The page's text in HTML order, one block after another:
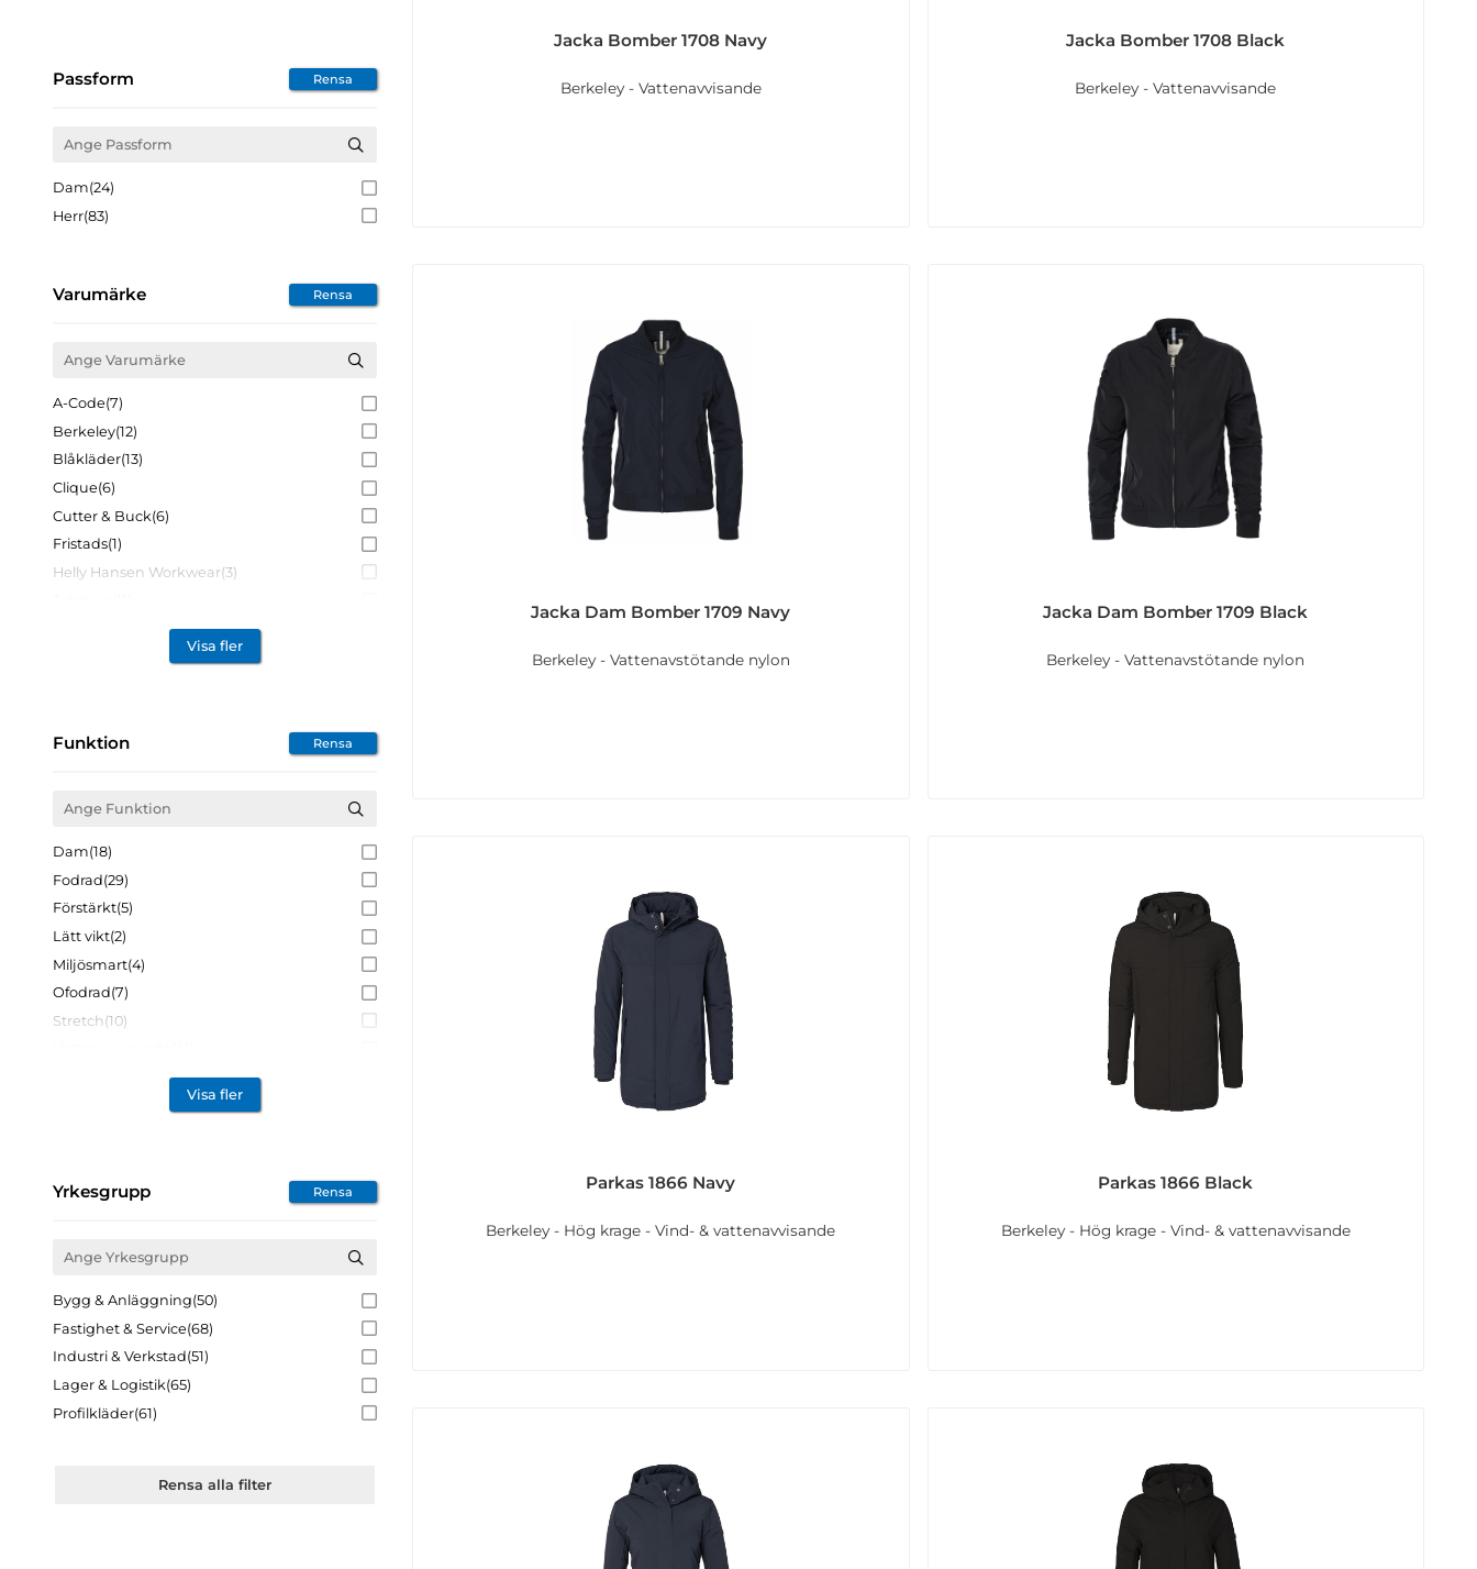
Rensa alla filter
Passform Rensa
Dam(24)
Herr(83)
Varumärke Rensa
A-Code(7)
Berkeley(12)
Blåkläder(13)
Clique(6)
Cutter & Buck(6)
Fristads(1)
Helly Hansen Workwear(3)
Snickers Workwear(12)
Visa fler
Funktion Rensa
Dam(18)
Fodrad(29)
Förstärkt(5)
Lätt vikt(2)
Miljösmart(4)
Ofodrad(7)
Stretch(10)
YKK-zip(3)
Visa fler
Yrkesgrupp Rensa
Bygg & Anläggning(50)
Fastighet & Service(68)
Industri & Verkstad(51)
Lager & Logistik(65)
Profilkläder(61)
Jacka Bomber 1708 Navy
Berkeley - Vattenavvisande
Jacka Bomber 1708 Black
Berkeley - Vattenavvisande
Jacka Dam Bomber 1709 Navy
Berkeley - Vattenavstötande nylon
Jacka Dam Bomber 1709 Black
Berkeley - Vattenavstötande nylon
Parkas 1866 Navy
Berkeley - Hög krage - Vind- & vattenavvisande
Parkas 1866 Black
Berkeley - Hög krage - Vind- & vattenavvisande